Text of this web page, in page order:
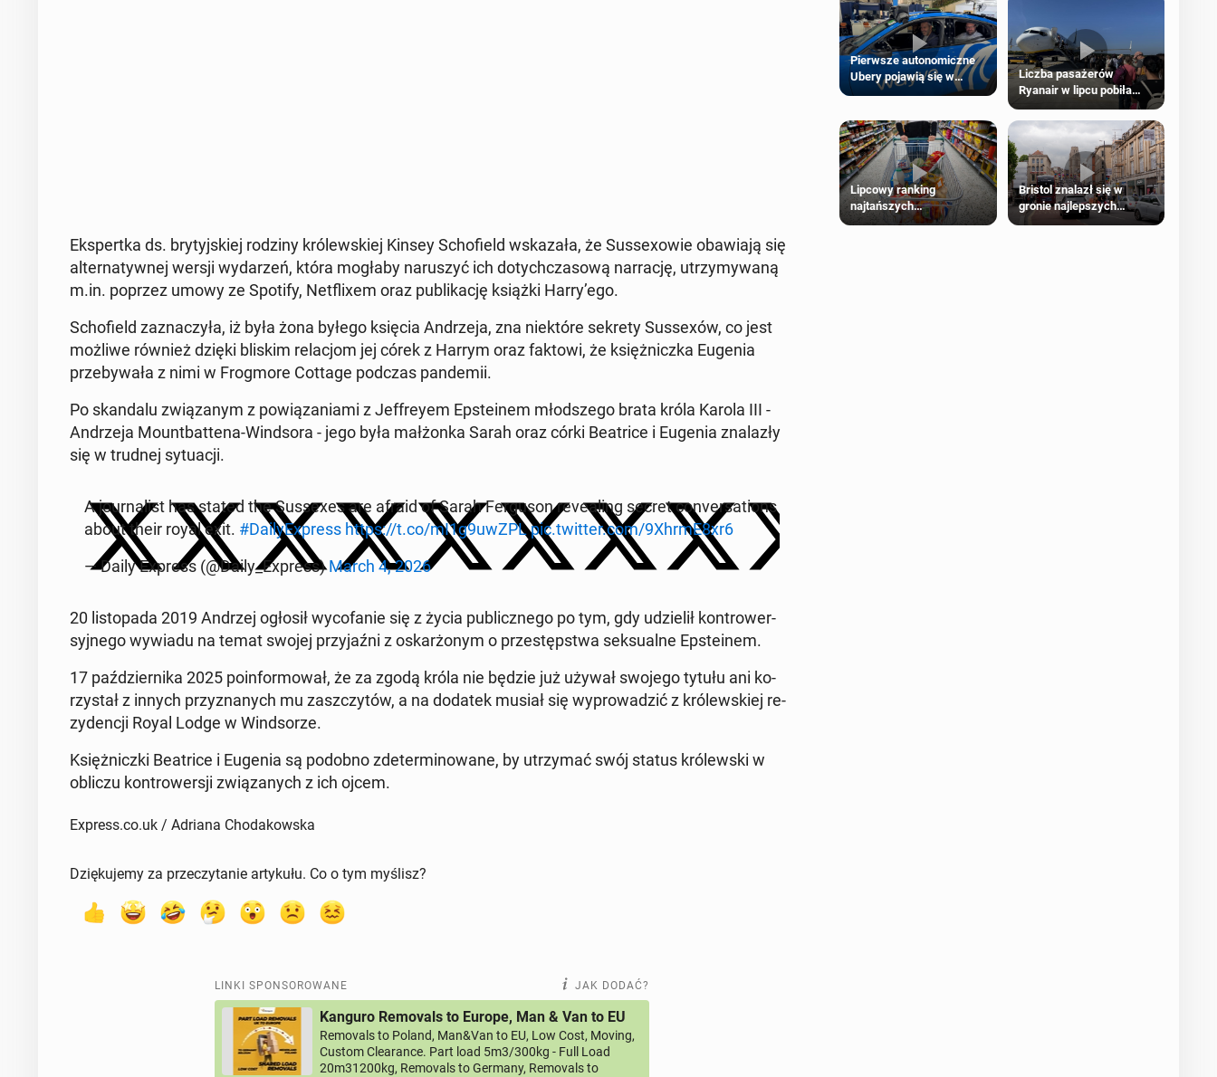
Eks­pert­ka ds. bry­tyj­skiej rodziny kró­lew­skiej Kinsey Scho­field wska­za­ła, że Sus­se­xo­wie oba­wia­ją się
al­ter­na­tyw­nej wersji wy­da­rzeń, która mogłaby na­ru­szyć ich do­tych­cza­so­wą nar­ra­cję, utrzy­my­wa­ną
m.in. poprzez umowy ze Spotify, Net­fli­xem oraz pu­bli­ka­cję książki Harry’ego.
Scho­field za­zna­czy­ła, iż była żona byłego księcia An­drze­ja, zna nie­któ­re sekrety Sus­se­xów, co jest
możliwe również dzięki bliskim re­la­cjom jej córek z Harrym oraz faktowi, że księż­nicz­ka Eugenia
prze­by­wa­ła z nimi w Frog­mo­re Cottage podczas pan­de­mii.
Po skan­da­lu zwią­za­nym z po­wią­za­nia­mi z Jef­frey­em Ep­ste­inem młod­sze­go brata króla Karola III -
An­drze­ja Mo­unt­bat­te­na-Wind­so­ra - jego była mał­żon­ka Sarah oraz córki Be­atri­ce i Eugenia zna­la­zły
się w trudnej sy­tu­acji.
A jo­ur­na­list has stated the Sus­se­xes are afraid of Sarah Fer­gu­son re­ve­aling secret co­nver­sa­tions
about their royal exit. #Da­ily­Express https://t.co/mI1g9uwZPLpic.twitter.com/9XhrmE8xr6
— Daily Express (@Daily_Express)March 4, 2026
20 li­sto­pa­da 2019 Andrzej ogłosił wy­co­fa­nie się z życia pu­blicz­ne­go po tym, gdy udzie­lił kon­tro­wer­
syj­ne­go wywiadu na temat swojej przy­jaź­ni z oskar­żo­nym o prze­stęp­stwa sek­su­al­ne Ep­ste­inem.
17 paź­dzier­ni­ka 2025 po­in­for­mo­wał, że za zgodą króla nie będzie już używał swojego tytułu ani ko­
rzy­stał z innych przy­zna­nych mu za­szczy­tów, a na dodatek musiał się wy­pro­wa­dzić z kró­lew­skiej re­
zy­den­cji Royal Lodge w Wind­so­rze.
Księż­nicz­ki Be­atri­ce i Eugenia są podobno zde­ter­mi­no­wa­ne, by utrzy­mać swój status kró­lew­ski w
obliczu kon­tro­wer­sji zwią­za­nych z ich ojcem.
Express.co.uk / Adriana Chodakowska
Dziękujemy za przeczytanie artykułu. Co o tym myślisz?
LINKI SPONSOROWANE JAK DODAĆ?
Kanguro Removals to Europe, Man & Van to EU
Removals to Poland, Man&Van to EU, Low Cost, Moving,
Custom Clearance. Part load 5m3/300kg - Full Load
20m31200kg, Removals to Germany, Removals to
Pierwsze autonomiczne
Ubery pojawią się w
Londynie jeszcze tego
Liczba pasażerów
Ryanair w lipcu pobiła
rekord
Lipcowy ranking
najtańszych
supermarketów
Bristol znalazł się w
gronie najlepszych
kierunków podróży na